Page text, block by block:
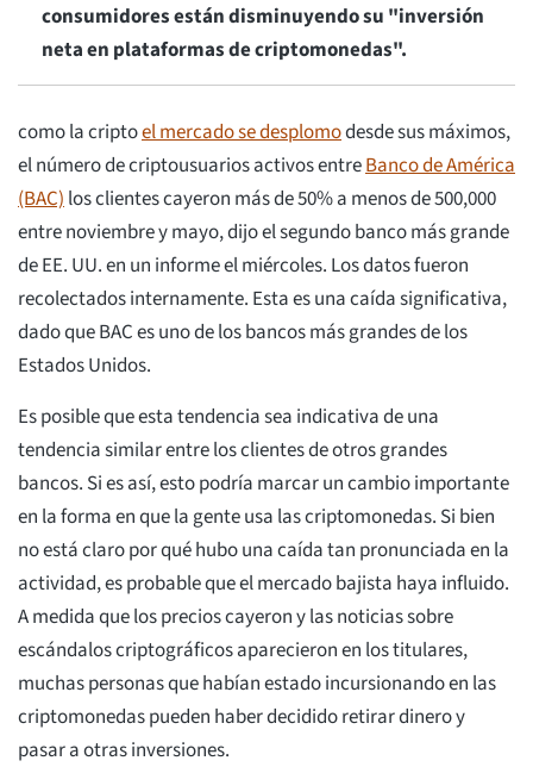
consumidores están disminuyendo su "inversión
neta en plataformas de criptomonedas".
como la criptoel mercado se desplomodesde sus máximos,
el número de criptousuarios activos entreBanco de América
(BAC)los clientes cayeron más de 50% a menos de 500,000
entre noviembre y mayo, dijo el segundo banco más grande
de EE. UU. en un informe el miércoles. Los datos fueron
recolectados internamente. Esta es una caída significativa,
dado que BAC es uno de los bancos más grandes de los
Estados Unidos.
Es posible que esta tendencia sea indicativa de una
tendencia similar entre los clientes de otros grandes
bancos. Si es así, esto podría marcar un cambio importante
en la forma en que la gente usa las criptomonedas. Si bien
no está claro por qué hubo una caída tan pronunciada en la
actividad, es probable que el mercado bajista haya influido.
A medida que los precios cayeron y las noticias sobre
escándalos criptográficos aparecieron en los titulares,
muchas personas que habían estado incursionando en las
criptomonedas pueden haber decidido retirar dinero y
pasar a otras inversiones.